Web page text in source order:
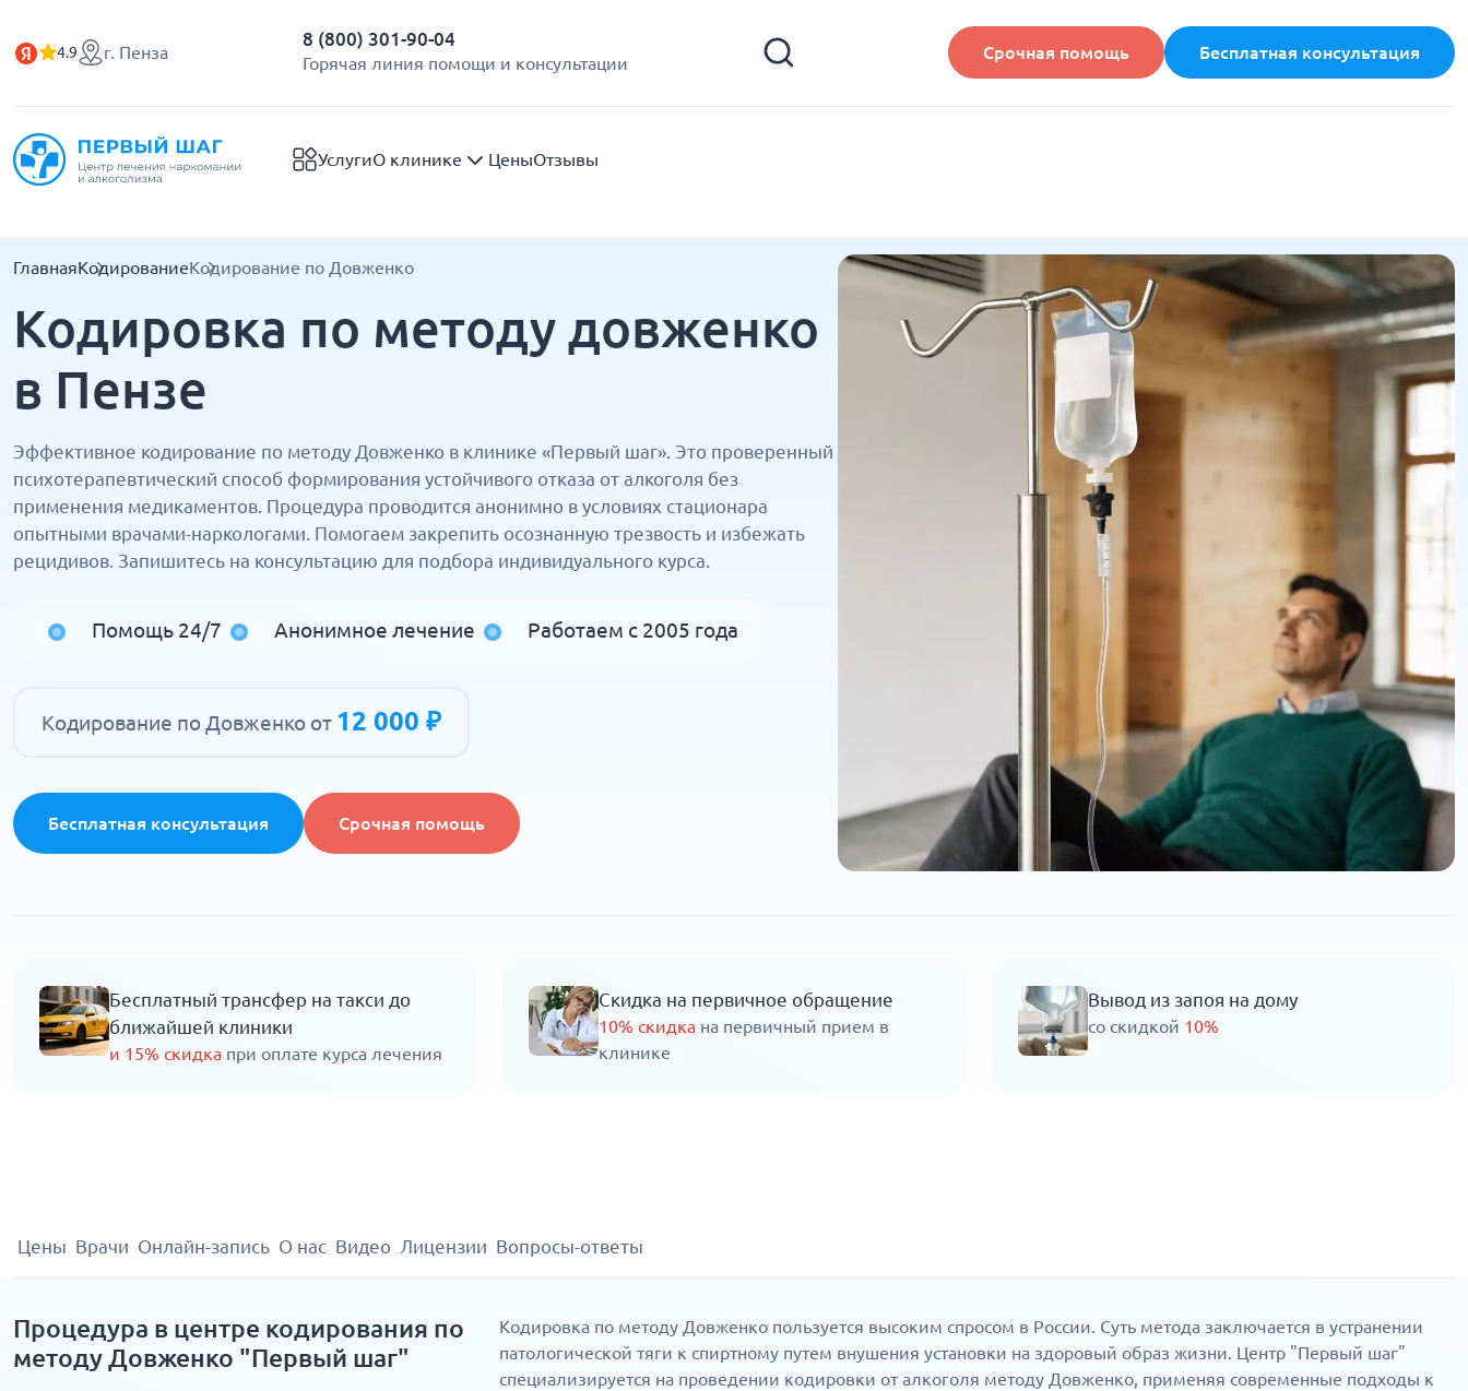
4.9 г. Пенза
8 (800) 301-90-04
Горячая линия помощи и консультации
Срочная помощь Бесплатная консультация
УслугиО клинике ЦеныОтзывы
ГлавнаяКодированиеКодирование по Довженко
Кодировка по методу довженко
в Пензе
Эффективное кодирование по методу Довженко в клинике «Первый шаг». Это проверенный
психотерапевтический способ формирования устойчивого отказа от алкоголя без
применения медикаментов. Процедура проводится анонимно в условиях стационара
опытными врачами-наркологами. Помогаем закрепить осознанную трезвость и избежать
рецидивов. Запишитесь на консультацию для подбора индивидуального курса.
Помощь 24/7 Анонимное лечение Работаем с 2005 года
Кодирование по Довженко от 12 000 ₽
Бесплатная консультация Срочная помощь
Бесплатный трансфер на такси до
ближайшей клиники
и 15% скидка при оплате курса лечения
Скидка на первичное обращение
10% скидка на первичный прием в
клинике
Вывод из запоя на дому
со скидкой 10%
Цены Врачи Онлайн-запись О нас Видео Лицензии Вопросы-ответы
Процедура в центре кодирования по
методу Довженко "Первый шаг"
Кодировка по методу Довженко пользуется высоким спросом в России. Суть метода заключается в устранении
патологической тяги к спиртному путем внушения установки на здоровый образ жизни. Центр "Первый шаг"
специализируется на проведении кодировки от алкоголя методу Довженко, применяя современные подходы к